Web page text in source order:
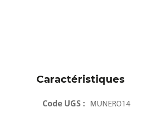
Caractéristiques
Code UGS : MUNERO14